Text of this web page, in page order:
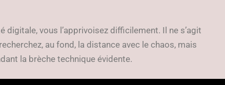
digitale, vous l’apprivoisez difficilement. Il ne s’agit
au fond, la distance avec le chaos, mais
la brèche technique évidente.